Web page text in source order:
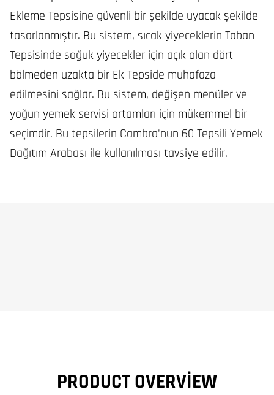
Ekleme Tepsisine güvenli bir şekilde uyacak şekilde
tasarlanmıştır. Bu sistem, sıcak yiyeceklerin Taban
Tepsisinde soğuk yiyecekler için açık olan dört
bölmeden uzakta bir Ek Tepside muhafaza
edilmesini sağlar. Bu sistem, değişen menüler ve
yoğun yemek servisi ortamları için mükemmel bir
seçimdir. Bu tepsilerin Cambro'nun 60 Tepsili Yemek
Dağıtım Arabası ile kullanılması tavsiye edilir.
PRODUCT OVERVIEW